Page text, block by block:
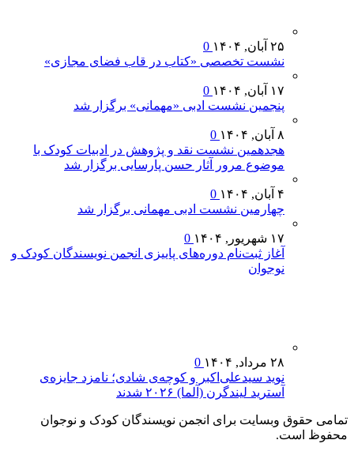
۲۵ آبان, ۱۴۰۴
نشست تخصصی «کتاب در قاب فضای مجازی»
۱۷ آبان, ۱۴۰۴
پنجمین نشست ادبی «مهمانی» برگزار شد
۸ آبان, ۱۴۰۴
هجدهمین نشست نقد و پژوهش در ادبیات کودک با
موضوع مرور آثار حسن پارسایی برگزار شد
۴ آبان, ۱۴۰۴
چهارمین نشست ادبی مهمانی برگزار شد
۱۷ شهریور, ۱۴۰۴
آغاز ثبت‌نام دوره‌های پاییزی انجمن نویسندگان کودک و
نوجوان
۲۸ مرداد, ۱۴۰۴
نوید سیدعلی‌اکبر و کوچه‌ی شادی؛ نامزد جایزه‌ی
آسترید لیندگرن (آلما) ۲۰۲۶ شدند
تمامی حقوق وبسایت برای انجمن نویسندگان کودک و نوجوان
محفوظ است.